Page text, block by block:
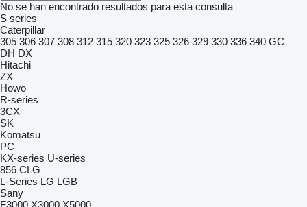
No se han encontrado resultados para esta consulta
S series
Caterpillar
305 306 307 308 312 315 320 323 325 326 329 330 336 340 GC
DH DX
Hitachi
ZX
Howo
R-series
3CX
SK
Komatsu
PC
KX-series U-series
856 CLG
L-Series LG LGB
Sany
F3000 X3000 X5000